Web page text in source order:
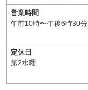
営業時間
午前10時〜午後6時30分
定休日
第2水曜